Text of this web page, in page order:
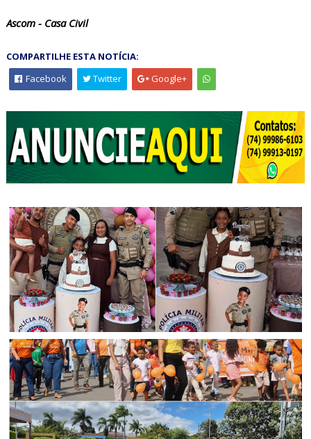
Ascom - Casa Civil
COMPARTILHE ESTA NOTÍCIA:
Facebook
Twitter Google+
CIDADANIA
Polícia Militar participa de aniversário infantil em Senhor
do Bonfim (BA)